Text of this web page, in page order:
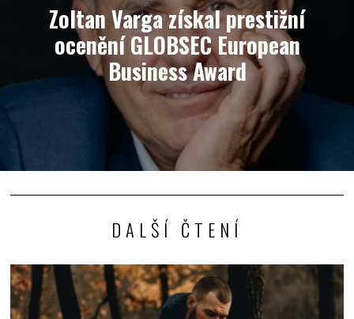
Zoltan Varga získal prestižní
ocenění GLOBSEC European
Business Award
DALŠÍ ČTENÍ